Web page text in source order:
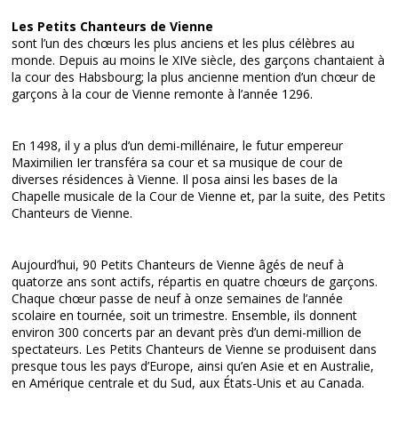
Les Petits Chanteurs de Vienne
sont l’un des chœurs les plus anciens et les plus célèbres au
monde. Depuis au moins le XIVe siècle, des garçons chantaient à
la cour des Habsbourg; la plus ancienne mention d’un chœur de
garçons à la cour de Vienne remonte à l’année 1296.
En 1498, il y a plus d’un demi-millénaire, le futur empereur
Maximilien Ier transféra sa cour et sa musique de cour de
diverses résidences à Vienne. Il posa ainsi les bases de la
Chapelle musicale de la Cour de Vienne et, par la suite, des Petits
Chanteurs de Vienne.
Aujourd’hui, 90 Petits Chanteurs de Vienne âgés de neuf à
quatorze ans sont actifs, répartis en quatre chœurs de garçons.
Chaque chœur passe de neuf à onze semaines de l’année
scolaire en tournée, soit un trimestre. Ensemble, ils donnent
environ 300 concerts par an devant près d’un demi-million de
spectateurs. Les Petits Chanteurs de Vienne se produisent dans
presque tous les pays d’Europe, ainsi qu’en Asie et en Australie,
en Amérique centrale et du Sud, aux États-Unis et au Canada.